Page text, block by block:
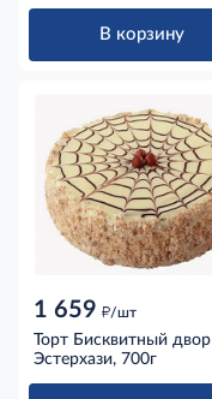
В корзину
1 659 д/шт
Торт Бисквитный двор
Эстерхази, 700г